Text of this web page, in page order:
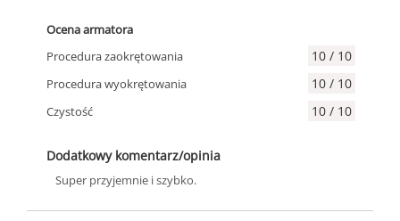
Ocena armatora
Procedura zaokrętowania
10 / 10
Procedura wyokrętowania 10 / 10
Czystość 10 / 10
Dodatkowy komentarz/opinia
Super przyjemnie i szybko.